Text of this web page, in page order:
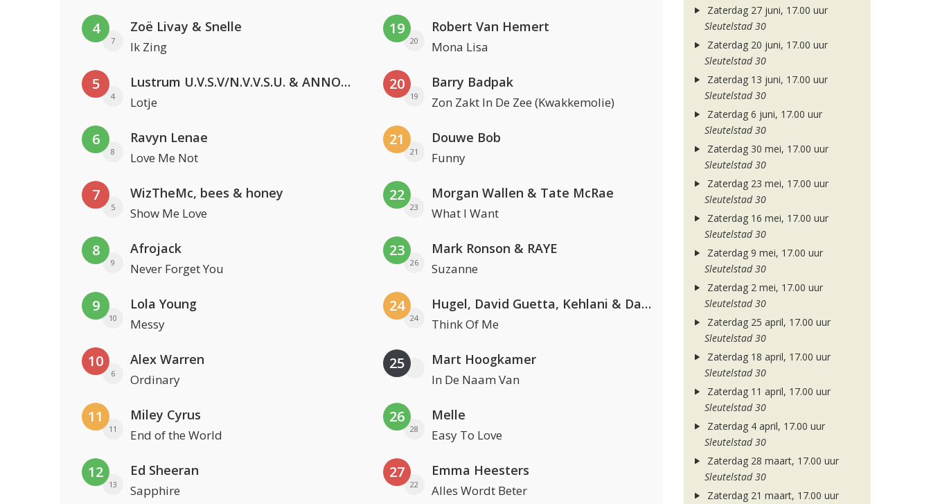
4
7
Zoë Livay & Snelle
Ik Zing
5
4
Lustrum U.V.S.V/N.V.V.S.U. & ANNO ONS & Jopke van Dobbenburgh & Roeland Beelen
Lotje
6
8
Ravyn Lenae
Love Me Not
7
5
WizTheMc, bees & honey
Show Me Love
8
9
Afrojack
Never Forget You
9
10
Lola Young
Messy
10
6
Alex Warren
Ordinary
11
11
Miley Cyrus
End of the World
12
13
Ed Sheeran
Sapphire
19
20
Robert Van Hemert
Mona Lisa
20
19
Barry Badpak
Zon Zakt In De Zee (Kwakkemolie)
21
21
Douwe Bob
Funny
22
23
Morgan Wallen & Tate McRae
What I Want
23
26
Mark Ronson & RAYE
Suzanne
24
24
Hugel, David Guetta, Kehlani & Daecolm
Think Of Me
25 Mart Hoogkamer
In De Naam Van
26
28
Melle
Easy To Love
27
22
Emma Heesters
Alles Wordt Beter
Zaterdag 27 juni, 17.00 uur
Sleutelstad 30
Zaterdag 20 juni, 17.00 uur
Sleutelstad 30
Zaterdag 13 juni, 17.00 uur
Sleutelstad 30
Zaterdag 6 juni, 17.00 uur
Sleutelstad 30
Zaterdag 30 mei, 17.00 uur
Sleutelstad 30
Zaterdag 23 mei, 17.00 uur
Sleutelstad 30
Zaterdag 16 mei, 17.00 uur
Sleutelstad 30
Zaterdag 9 mei, 17.00 uur
Sleutelstad 30
Zaterdag 2 mei, 17.00 uur
Sleutelstad 30
Zaterdag 25 april, 17.00 uur
Sleutelstad 30
Zaterdag 18 april, 17.00 uur
Sleutelstad 30
Zaterdag 11 april, 17.00 uur
Sleutelstad 30
Zaterdag 4 april, 17.00 uur
Sleutelstad 30
Zaterdag 28 maart, 17.00 uur
Sleutelstad 30
Zaterdag 21 maart, 17.00 uur